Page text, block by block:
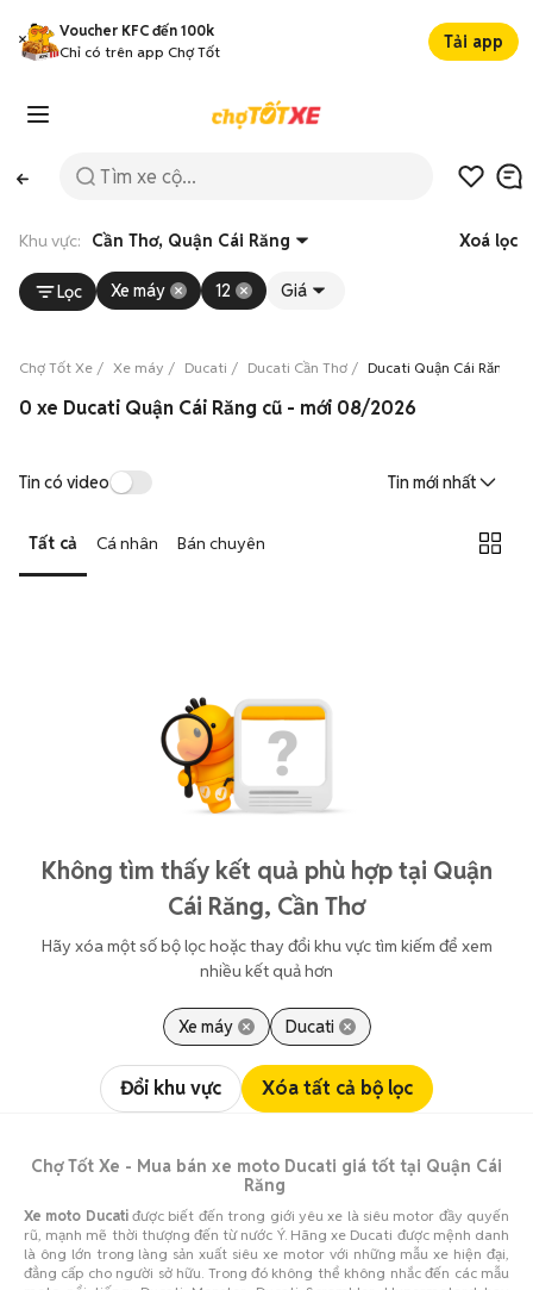
Voucher KFC đến 100k
Chỉ có trên app Chợ Tốt
Tải app
Khu vực: Cần Thơ, Quận Cái Răng Xoá lọc
Lọc Xe máy 12 Giá
Chợ Tốt Xe Xe máy Ducati Ducati Cần Thơ Ducati Quận Cái Răng
0 xe Ducati Quận Cái Răng cũ - mới 08/2026
Tin có video Tin mới nhất
Tất cả Cá nhân Bán chuyên
Không tìm thấy kết quả phù hợp tại Quận
Cái Răng, Cần Thơ
Hãy xóa một số bộ lọc hoặc thay đổi khu vực tìm kiếm để xem
nhiều kết quả hơn
Xe máy Ducati
Đổi khu vực Xóa tất cả bộ lọc
Chợ Tốt Xe - Mua bán xe moto Ducati giá tốt tại Quận Cái
Răng
Xe moto Ducatiđược biết đến trong giới yêu xe là siêu motor đầy quyến
rũ, mạnh mẽ thời thượng đến từ nước Ý. Hãng xe Ducati được mệnh danh
là ông lớn trong làng sản xuất siêu xe motor với những mẫu xe hiện đại,
đẳng cấp cho người sở hữu. Trong đó không thể không nhắc đến các mẫu